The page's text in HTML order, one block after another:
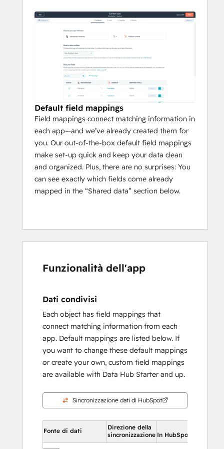
Default field mappings
Field mappings connect matching information in
each app—and we’ve already created them for
you. Our out-of-the-box default field mappings
make set-up quick and keep your data clean
and organized. Plus, there are no surprises: You
can see exactly which fields come already
mapped in the “Shared data” section below.
Funzionalità dell'app
Dati condivisi
Each object has field mappings that
connect matching information from each
app. Default mappings are listed below. If
you want to change these default mappings
or create your own, custom field mappings
are available with Data Hub Starter and up.
Sincronizzazione dati di HubSpot
Fonte di dati
Direzione della
sincronizzazione In HubSpot